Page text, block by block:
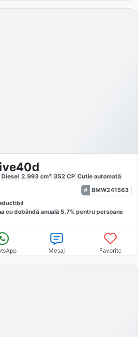
Diesel 2.993 cm³ 352 CP Cutie automată
BMW241563
cu dobăndă anuală 5,7% pentru persoane
Mesaj Favorite